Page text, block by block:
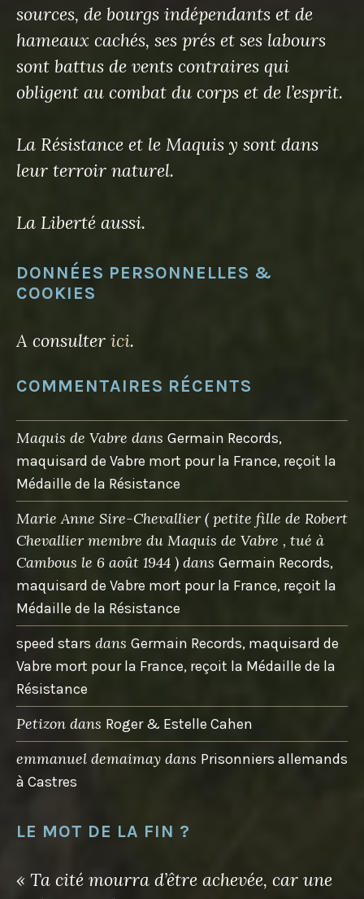
sources, de bourgs indépendants et de
hameaux cachés, ses prés et ses labours
sont battus de vents contraires qui
obligent au combat du corps et de l’esprit.
La Résistance et le Maquis y sont dans
leur terroir naturel.
La Liberté aussi.
DONNÉES PERSONNELLES &
COOKIES
A consulter ici.
COMMENTAIRES RÉCENTS
Maquis de Vabre dans Germain Records,
maquisard de Vabre mort pour la France, reçoit la
Médaille de la Résistance
Marie Anne Sire-Chevallier ( petite fille de Robert
Chevallier membre du Maquis de Vabre , tué à
Cambous le 6 août 1944 ) dans Germain Records,
maquisard de Vabre mort pour la France, reçoit la
Médaille de la Résistance
speed stars dans Germain Records, maquisard de
Vabre mort pour la France, reçoit la Médaille de la
Résistance
Petizon dans Roger & Estelle Cahen
emmanuel demaimay dans Prisonniers allemands
à Castres
LE MOT DE LA FIN ?
« Ta cité mourra d’être achevée, car une